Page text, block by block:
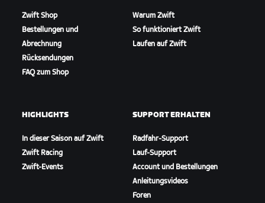
Zwift Shop
Bestellungen und
Abrechnung
Rücksendungen
FAQ zum Shop
Warum Zwift
So funktioniert Zwift
Laufen auf Zwift
HIGHLIGHTS
In dieser Saison auf Zwift
Zwift Racing
Zwift-Events
SUPPORT ERHALTEN
Radfahr-Support
Lauf-Support
Account und Bestellungen
Anleitungsvideos
Foren